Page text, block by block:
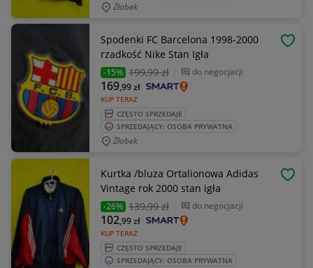
Żłobek
Spodenki FC Barcelona 1998-2000
rzadkość Nike Stan Igła
-15% 199,99 zł do negocjacji
KUP TERAZ
169,99zł
CZĘSTO SPRZEDAJE
SPRZEDAJĄCY: OSOBA PRYWATNA
Żłobek
Kurtka /bluza Ortalionowa Adidas
Vintage rok 2000 stan igła
-26% 139,99 zł do negocjacji
KUP TERAZ
102,99zł
CZĘSTO SPRZEDAJE
SPRZEDAJĄCY: OSOBA PRYWATNA